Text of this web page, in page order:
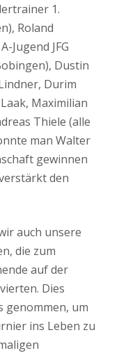
1.
Roland
Jugend JFG
Dustin
Durim
Maximilian
Thiele (alle
man Walter
gewinnen
den
auch unsere
die zum
auf der
Dies
genommen, um
ins Leben zu